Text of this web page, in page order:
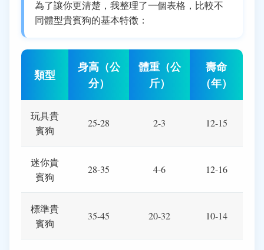
為了讓你更清楚，我整理了一個表格，比較不
同體型貴賓狗的基本特徵：
類型
身高（公
分）
體重（公
斤）
壽命
（年）
玩具貴
賓狗
25-28 2-3 12-15
迷你貴
賓狗
28-35 4-6 12-16
標準貴
賓狗
35-45 20-32 10-14